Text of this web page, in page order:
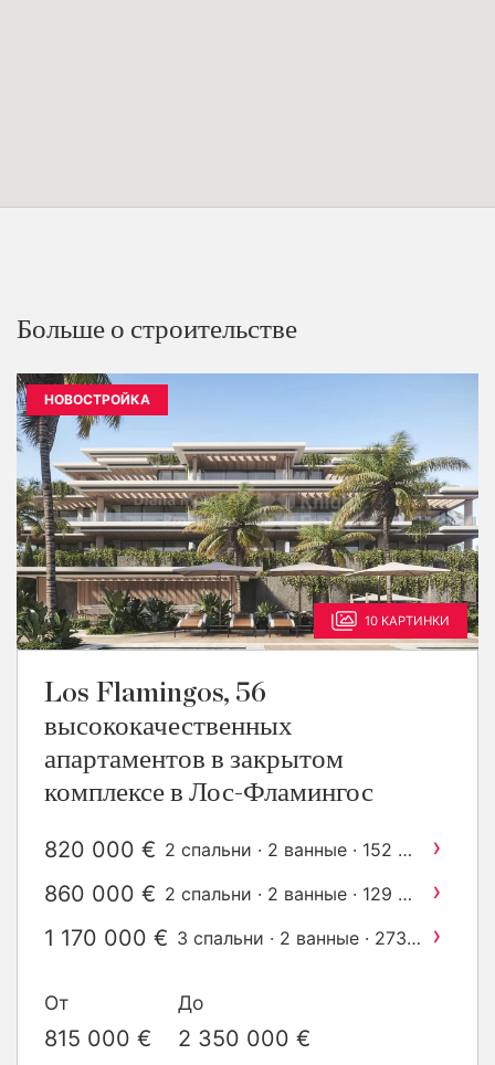
Больше о строительстве
НОВОСТРОЙКА
10 КАРТИНКИ
Los Flamingos, 56
высококачественных
апартаментов в закрытом
комплексе в Лос-Фламингос
820 000 € 2 спальни · 2 ванные · 152 m ›
860 000 € 2 спальни · 2 ванные · 129 m ›
1 170 000 € 3 спальни · 2 ванные · 273
›
m2
1 690 510 €
3 спальни · 2 ванные · 336
m построен
От
815 000 €
До
2 350 000 €